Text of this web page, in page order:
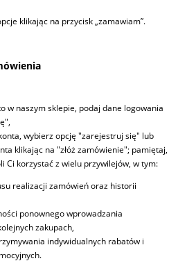
klikając na przycisk „zamawiam”.
w naszym sklepie, podaj dane logowania
wybierz opcję "zarejestruj się" lub
klikając na "złóż zamówienie"; pamiętaj,
Ci korzystać z wielu przywilejów, w tym:
realizacji zamówień oraz historii
ponownego wprowadzania
zakupach,
indywidualnych rabatów i